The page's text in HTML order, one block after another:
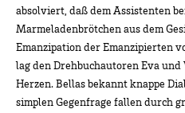
absolviert, daß dem Assistenten
Marmeladenbrötchen aus dem
Emanzipation der Emanzipierten
lag den Drehbuchautoren Eva
Herzen. Bellas bekannt knappe
simplen Gegenfrage fallen durch